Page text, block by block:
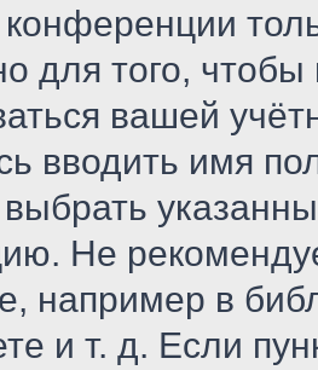
для того, чтобы
вашей
вводить имя
Не
например в
и т. д. Если